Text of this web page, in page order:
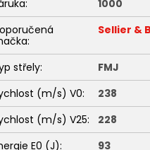
:
1000
:
Sellier &
střely:
FMJ
(m/s) V0:
238
(m/s) V25:
228
E0 (J):
93